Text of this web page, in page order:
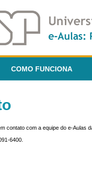
COMO FUNCIONA
contato com a equipe do e-Aulas
6400.